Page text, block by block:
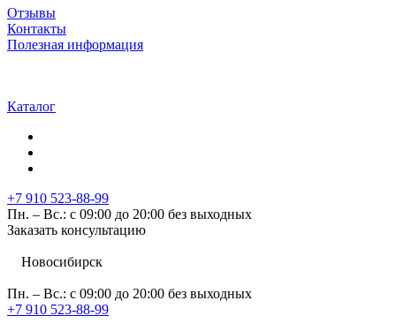
Отзывы
Контакты
Полезная информация
Каталог
+7 910 523-88-99
Пн. – Вс.: с 09:00 до 20:00 без выходных
Заказать консультацию
Новосибирск
Пн. – Вс.: с 09:00 до 20:00 без выходных
+7 910 523-88-99